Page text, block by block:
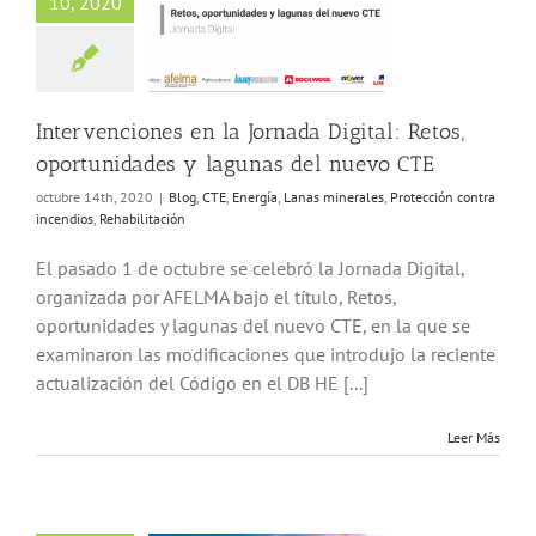
y lagunas
Lanas
Intervenciones en la Jornada Digital: Retos,
oportunidades y lagunas del nuevo CTE
octubre 14th, 2020 | Blog, CTE, Energía, Lanas minerales, Protección contra
incendios, Rehabilitación
El pasado 1 de octubre se celebró la Jornada Digital,
organizada por AFELMA bajo el título, Retos,
oportunidades y lagunas del nuevo CTE, en la que se
examinaron las modificaciones que introdujo la reciente
actualización del Código en el DB HE [...]
Leer Más